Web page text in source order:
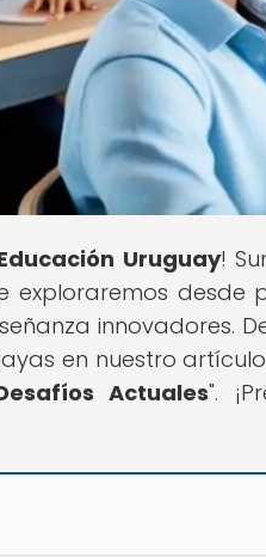
Uruguay!
exploraremos
innovadores.
en nuestro
Actuales".